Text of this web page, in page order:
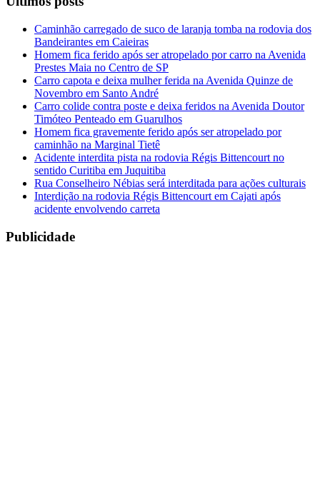
Caminhão carregado de suco de laranja tomba na rodovia dos
Bandeirantes em Caieiras
Homem fica ferido após ser atropelado por carro na Avenida
Prestes Maia no Centro de SP
Carro capota e deixa mulher ferida na Avenida Quinze de
Novembro em Santo André
Carro colide contra poste e deixa feridos na Avenida Doutor
Timóteo Penteado em Guarulhos
Homem fica gravemente ferido após ser atropelado por
caminhão na Marginal Tietê
Acidente interdita pista na rodovia Régis Bittencourt no
sentido Curitiba em Juquitiba
Rua Conselheiro Nébias será interditada para ações culturais
Interdição na rodovia Régis Bittencourt em Cajati após
acidente envolvendo carreta
Publicidade